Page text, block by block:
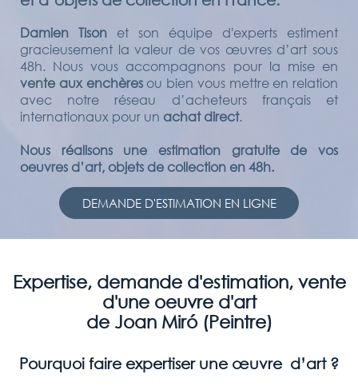
Damien Tison et son équipe d'experts estiment
gracieusement la valeur de vos œuvres d’art sous
48h. Nous vous accompagnons pour la mise en
vente aux enchèresou bien vous mettre en relation
avec notre réseau d’acheteurs français et
internationaux pour un achat direct.
Nous réalisons une estimation gratuite de vos
oeuvres d’art, objets de collection en 48h.
DEMANDE D'ESTIMATION EN LIGNE
Expertise, demande d'estimation, vente
d'une oeuvre d'art
de Joan Miró (Peintre)
Pourquoi faire expertiser une œuvre d’art ?